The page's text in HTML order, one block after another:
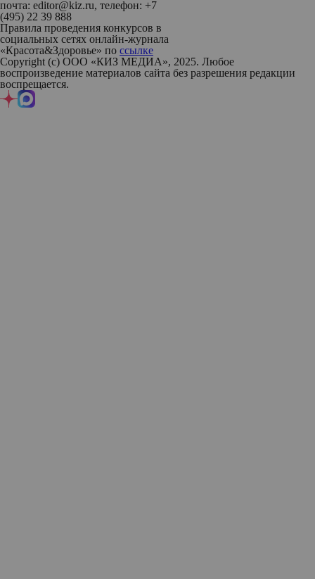
почта: editor@kiz.ru, телефон: +7
(495) 22 39 888
Правила проведения конкурсов в
социальных сетях онлайн-журнала
«Красота&Здоровье» по ссылке
Copyright (с) ООО «КИЗ МЕДИА», 2025. Любое
воспроизведение материалов сайта без разрешения редакции
воспрещается.